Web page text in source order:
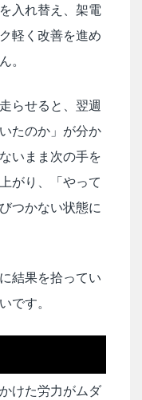
入れ替え、架電
軽く改善を進め
。
らせると、翌週
たのか」が分か
いまま次の手を
がり、「やって
つかない状態に
結果を拾ってい
です。
けた労力がムダ